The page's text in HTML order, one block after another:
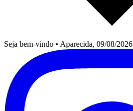
Seja bem-vindo • Aparecida, 09/08/2026